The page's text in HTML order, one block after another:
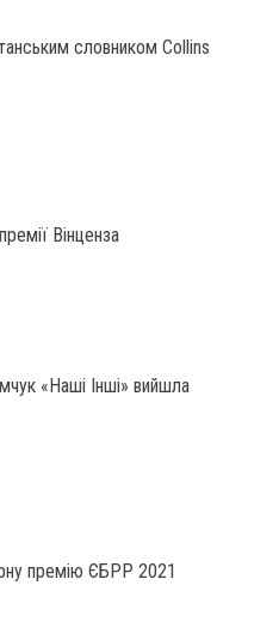
словником Collins
Вінценза
«Наші Інші» вийшла
премію ЄБРР 2021